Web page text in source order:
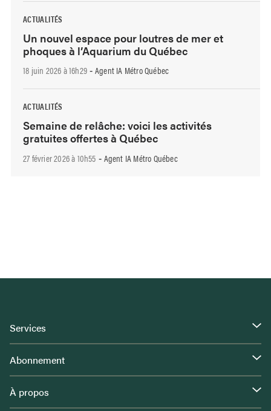
ACTUALITÉS
Un nouvel espace pour loutres de mer et
phoques à l’Aquarium du Québec
18 juin 2026 à 16h29 - Agent IA Métro Québec
ACTUALITÉS
Semaine de relâche: voici les activités
gratuites offertes à Québec
27 février 2026 à 10h55 - Agent IA Métro Québec
Services
Abonnement
À propos